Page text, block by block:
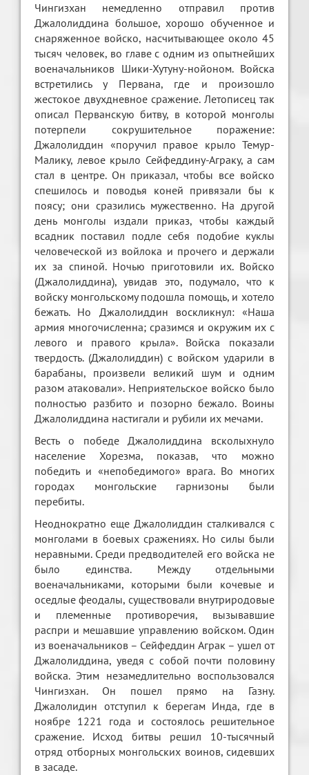
Чингизхан немедленно отправил против
Джалолиддина большое, хорошо обученное и
снаряженное войско, насчитывающее около 45
тысяч человек, во главе с одним из опытнейших
военачальников Шики-Хутуну-нойоном. Войска
встретились у Первана, где и произошло
жестокое двухдневное сражение. Летописец так
описал Перванскую битву, в которой монголы
потерпели сокрушительное поражение:
Джалолиддин «поручил правое крыло Темур-
Малику, левое крыло Сейфеддину-Аграку, а сам
стал в центре. Он приказал, чтобы все войско
спешилось и поводья коней привязали бы к
поясу; они сразились мужественно. На другой
день монголы издали приказ, чтобы каждый
всадник поставил подле себя подобие куклы
человеческой из войлока и прочего и держали
их за спиной. Ночью приготовили их. Войско
(Джалолиддина), увидав это, подумало, что к
войску монгольскому подошла помощь, и хотело
бежать. Но Джалолиддин воскликнул: «Наша
армия многочисленна; сразимся и окружим их с
левого и правого крыла». Войска показали
твердость. (Джалолиддин) с войском ударили в
барабаны, произвели великий шум и одним
разом атаковали». Неприятельское войско было
полностью разбито и позорно бежало. Воины
Джалолиддина настигали и рубили их мечами.
Весть о победе Джалолиддина всколыхнуло
население Хорезма, показав, что можно
победить и «непобедимого» врага. Во многих
городах монгольские гарнизоны были
перебиты.
Неоднократно еще Джалолиддин сталкивался с
монголами в боевых сражениях. Но силы были
неравными. Среди предводителей его войска не
было единства. Между отдельными
военачальниками, которыми были кочевые и
оседлые феодалы, существовали внутриродовые
и племенные противоречия, вызывавшие
распри и мешавшие управлению войском. Один
из военачальников – Сейфеддин Аграк – ушел от
Джалолиддина, уведя с собой почти половину
войска. Этим незамедлительно воспользовался
Чингизхан. Он пошел прямо на Газну.
Джалолидин отступил к берегам Инда, где в
ноябре 1221 года и состоялось решительное
сражение. Исход битвы решил 10-тысячный
отряд отборных монгольских воинов, сидевших
в засаде.